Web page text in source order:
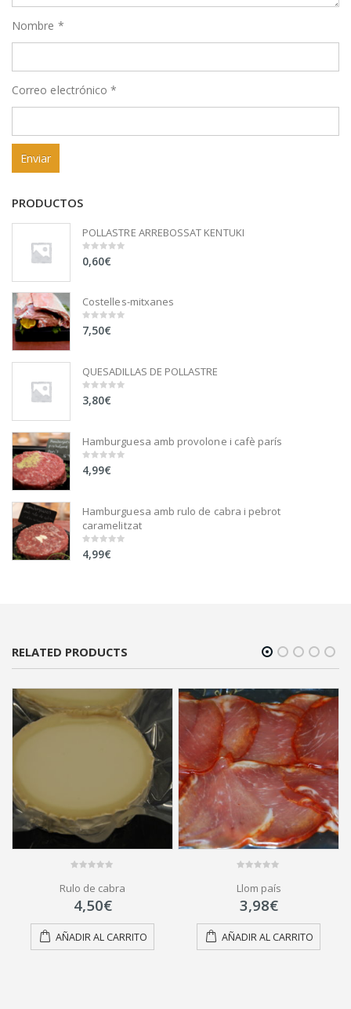
Nombre *
Correo electrónico*
PRODUCTOS
POLLASTRE ARREBOSSAT KENTUKI
0
out
0,60€
Costelles-mitxanes
0
out
7,50€
QUESADILLAS DE POLLASTRE
0
out
3,80€
Hamburguesa amb provolone i cafè parís
0
out
4,99€
Hamburguesa amb rulo de cabra i pebrot
caramelitzat
0
out
4,99€
RELATED PRODUCTS
out
5
Rulo de cabra
4,50€
AÑADIR AL CARRITO
out
5
Llom país
3,98€
AÑADIR AL CARRITO